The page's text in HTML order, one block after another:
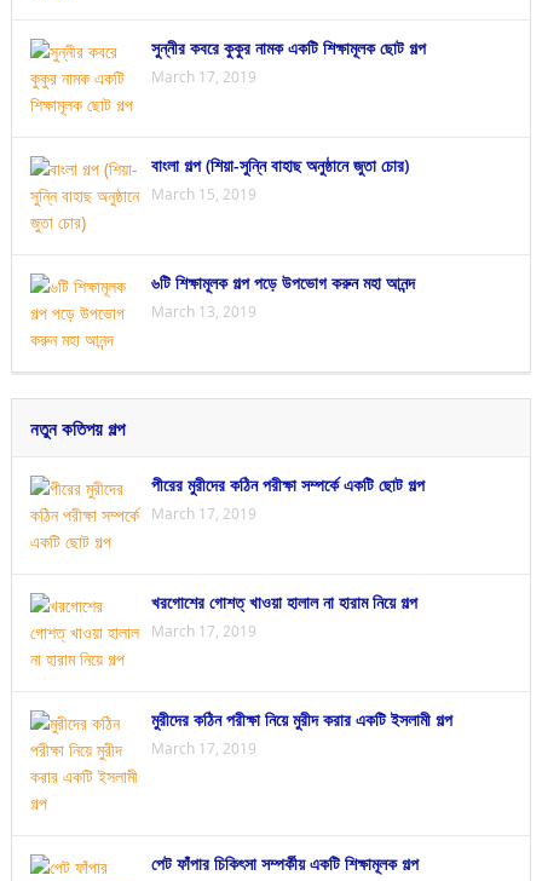
সুন্নীর কবরে কুকুর নামক একটি শিক্ষামূলক ছোট গল্প
March 17, 2019
বাংলা গল্প (শিয়া-সুন্নি বাহাছ অনুষ্ঠানে জুতা চোর)
March 15, 2019
৬টি শিক্ষামূলক গল্প পড়ে উপভোগ করুন মহা আনন্দ
March 13, 2019
নতুন কতিপয় গল্প
পীরের মুরীদের কঠিন পরীক্ষা সম্পর্কে একটি ছোট গল্প
March 17, 2019
খরগোশের গোশত্ খাওয়া হালাল না হারাম নিয়ে গল্প
March 17, 2019
মুরীদের কঠিন পরীক্ষা নিয়ে মুরীদ করার একটি ইসলামী গল্প
March 17, 2019
পেট ফাঁপার চিকিৎসা সম্পর্কীয় একটি শিক্ষামূলক গল্প